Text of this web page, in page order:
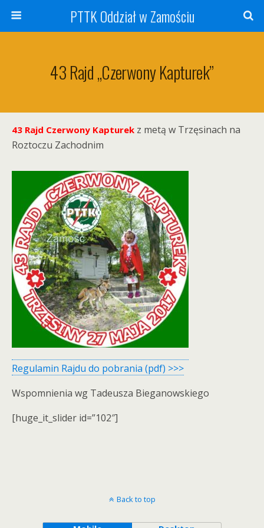
PTTK Oddział w Zamościu
43 Rajd „Czerwony Kapturek”
43 Rajd Czerwony Kapturek z metą w Trzęsinach na
Roztoczu Zachodnim
Regulamin Rajdu do pobrania (pdf) >>>
Wspomnienia wg Tadeusza Bieganowskiego
[huge_it_slider id=”102″]
Back to top